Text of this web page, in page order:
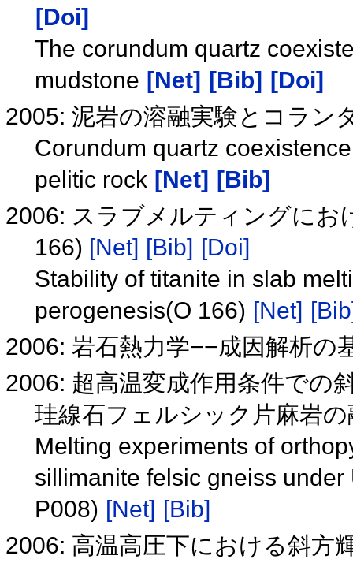
[Doi]
The corundum quartz
mudstone [Net] [Bib]
[Doi]
2005: 泥岩の溶融実験とコラン
Corundum quartz
pelitic rock [Net]
[Bib]
2006: スラブメルティングにお
166) [Net] [Bib] [Doi]
Stability of titanite in slab
perogenesis(O 166) [Net]
2006: 岩石熱力学−−成因解析の
2006: 超高温変成作用条件での
珪線石フェルシック片麻岩
Melting experiments of
sillimanite felsic gneiss
P008) [Net] [Bib]
2006: 高温高圧下における斜方